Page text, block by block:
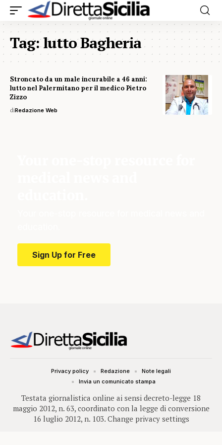
Tag:lutto Bagheria
Stroncato da un male incurabile a 46 anni:
lutto nel Palermitano per il medico Pietro
Zizzo
diRedazione Web
Sign Up for Free
Testata giornalistica online ai sensi decreto-legge 18
maggio 2012, n. 63, coordinato con la legge di conversione
16 luglio 2012, n. 103. Change privacy settings
Privacy policy Redazione
Note legali
Invia un comunicato stampa